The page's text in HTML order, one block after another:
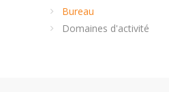
Bureau
Domaines d'activité